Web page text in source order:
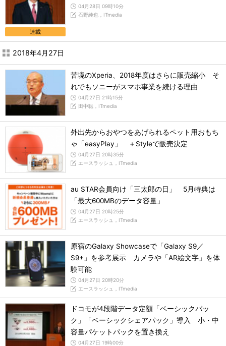
連載
04月28日 09時10分
石野純也，ITmedia
2018年4月27日
苦境のXperia、2018年度はさらに販売縮小 そ
れでもソニーがスマホ事業を続ける理由
04月27日 21時15分
田中聡，ITmedia
外出先からおやつをあげられるペット用おもち
ゃ「easyPlay」 ＋Styleで販売決定
04月27日 20時35分
エースラッシュ，ITmedia
au STAR会員向け「三太郎の日」 5月特典は
「最大600MBのデータ容量」
04月27日 20時25分
エースラッシュ，ITmedia
原宿のGalaxy Showcaseで「Galaxy S9／
S9+」を参考展示 カメラや「AR絵文字」を体
験可能
04月27日 20時20分
エースラッシュ，ITmedia
ドコモが4段階データ定額「ベーシックパッ
ク」「ベーシックシェアパック」導入 小・中
容量パケットパックを置き換え
04月27日 19時00分